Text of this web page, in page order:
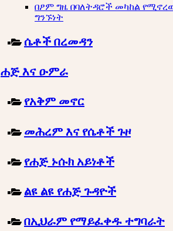
በፆም ግዜ በባለትዳሮች መካከል
ግንኙነት
ሴቶች በረመዳን
ሐጅ እና ዑምራ
የአቅም መኖር
መሕረም እና የሴቶች ጉዞ
የሐጅ ኑሱክ አይነቶች
ልዩ ልዩ የሐጅ ጉዳዮች
በኢህራም የማይፈቀዱ ተግባራት